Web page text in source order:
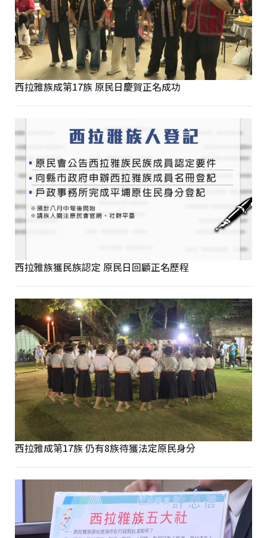
西拉雅族成第17族 原民日慶賀正名成功
西拉雅族獲民族認定 原民日回顧正名歷程
西拉雅成第17族 仍有8族待獲法定原民身分